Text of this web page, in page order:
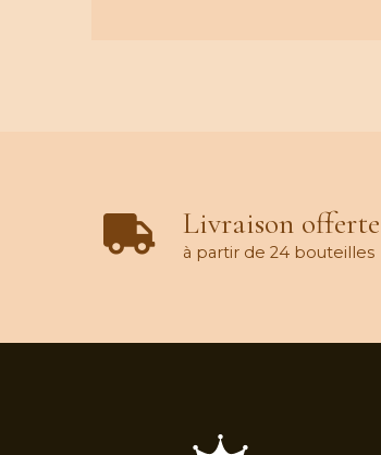
Livraison offerte
à partir de 24 bouteilles